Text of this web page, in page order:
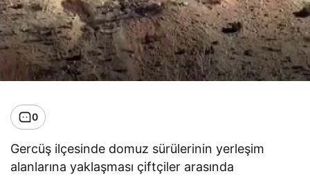
0
Gercüş ilçesinde domuz sürülerinin yerleşim
alanlarına yaklaşması çiftçiler arasında